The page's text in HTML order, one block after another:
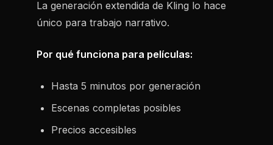
La generación extendida de Kling lo hace
único para trabajo narrativo.
Por qué funciona para películas:
Hasta 5 minutos por generación
Escenas completas posibles
Precios accesibles